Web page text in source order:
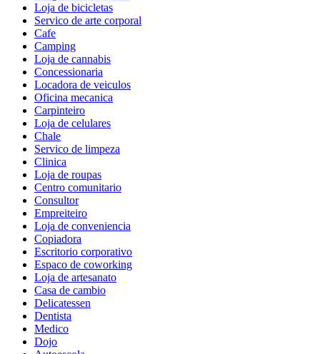
Loja de bicicletas
Servico de arte corporal
Cafe
Camping
Loja de cannabis
Concessionaria
Locadora de veiculos
Oficina mecanica
Carpinteiro
Loja de celulares
Chale
Servico de limpeza
Clinica
Loja de roupas
Centro comunitario
Consultor
Empreiteiro
Loja de conveniencia
Copiadora
Escritorio corporativo
Espaco de coworking
Loja de artesanato
Casa de cambio
Delicatessen
Dentista
Medico
Dojo